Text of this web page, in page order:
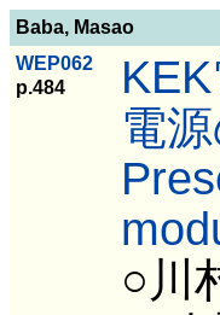
Baba, Masao
WEP062
p.484
電
○川